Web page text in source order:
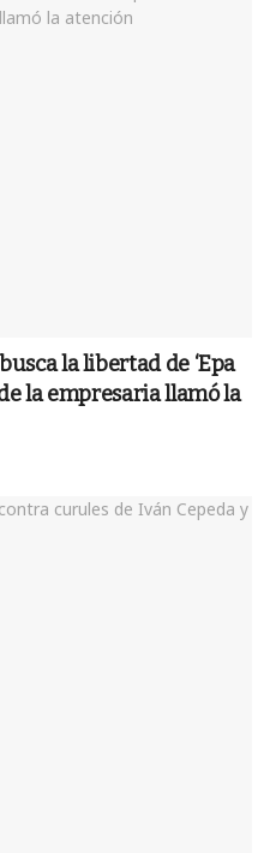
la libertad de ‘Epa
la empresaria llamó la